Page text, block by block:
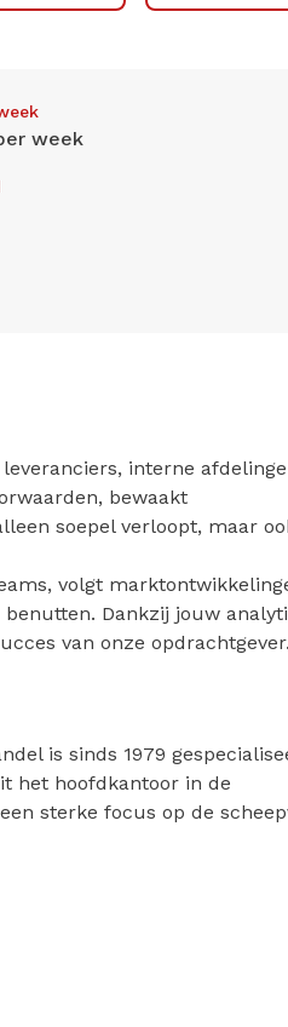
week
interne
bewaakt
soepel verloopt, maar
volgt
Dankzij jouw
van onze opdrachtgever.
is sinds 1979
het hoofdkantoor in de
sterke focus op de